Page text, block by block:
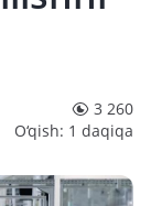
3 260
O‘qish: 1 daqiqa